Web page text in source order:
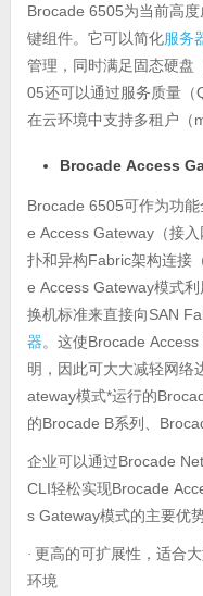
Brocade 6505为当前高
键组件。它可以简化服务
管理，同时满足固态硬盘
05还可以通过服务质量（
在云环境中支持多租户（
Brocade Access
Brocade 6505可作为功能
e Access Gateway（接
扑和异构Fabric架构连接
e Access Gateway模式利
换机标准来直接向 SAN
器 。这使Brocade
明，因此可大大减轻网络
ateway模式*运行的
的Brocade B系列、
企业可以通过Brocade
CLI轻松实现Brocade
s Gateway模式的主要优
· 更高的可扩展性，适合
环境